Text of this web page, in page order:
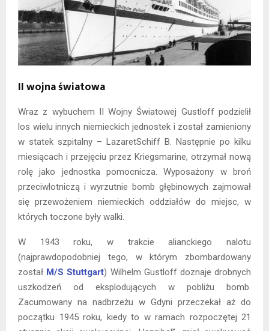
II wojna światowa
Wraz z wybuchem II Wojny Światowej Gustloff podzielił
los wielu innych niemieckich jednostek i został zamieniony
w statek szpitalny – LazaretSchiff B. Następnie po kilku
miesiącach i przejęciu przez Kriegsmarine, otrzymał nową
rolę jako jednostka pomocnicza. Wyposażony w broń
przeciwlotniczą i wyrzutnie bomb głębinowych zajmował
się przewożeniem niemieckich oddziałów do miejsc, w
których toczone były walki.
W 1943 roku, w trakcie alianckiego nalotu
(najprawdopodobniej tego, w którym zbombardowany
został M/S Stuttgart) Wilhelm Gustloff doznaje drobnych
uszkodzeń od eksplodujących w pobliżu bomb.
Zacumowany na nadbrzeżu w Gdyni przeczekał aż do
początku 1945 roku, kiedy to w ramach rozpoczętej 21